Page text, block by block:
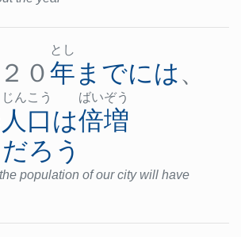
０
とし
年までには、
じんこう
人口は
ばいぞう
倍増
だろう
population of our city will have